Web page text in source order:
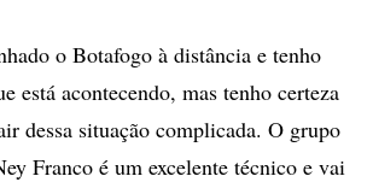
o Botafogo à distância e tenho
está acontecendo, mas tenho certeza
dessa situação complicada. O grupo
Franco é um excelente técnico e vai